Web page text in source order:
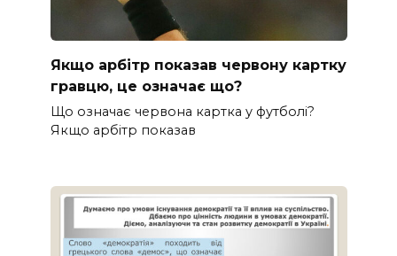
Якщо арбітр показав червону картку
гравцю, це означає що?
Що означає червона картка у футболі?
Якщо арбітр показав